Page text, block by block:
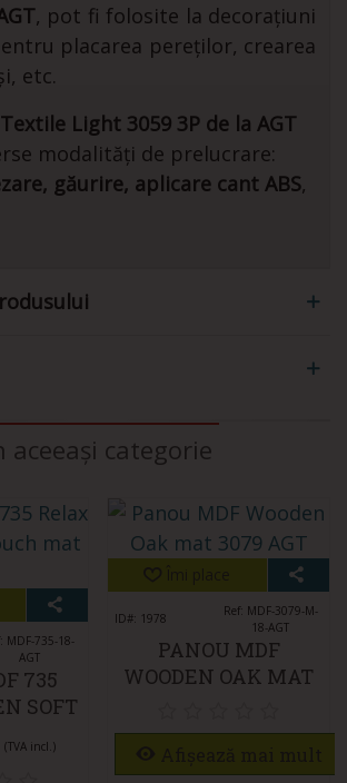
, pot fi folosite la decorațiuni
placarea pereților, crearea
etc.
Light 3059 3P de la AGT
modalități de prelucrare:
găurire, aplicare cant ABS,
aceeași categorie
MDF-735-18-
AGT
735
SOFT
AGT
(TVA incl.)
ID#: 1978
Ref: MDF-3079-M-
18-AGT
PANOU MDF
WOODEN OAK MAT